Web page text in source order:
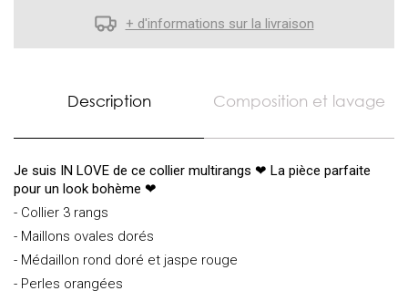
+ d'informations sur la livraison
Description Composition et lavage
Je suis IN LOVE de ce collier multirangs ❤ La pièce parfaite
pour un look bohème ❤
- Collier 3 rangs
- Maillons ovales dorés
- Médaillon rond doré et jaspe rouge
- Perles orangées